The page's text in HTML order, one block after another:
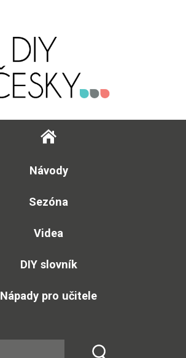
Návody
Sezóna
Videa
DIY slovník
Nápady pro učitele